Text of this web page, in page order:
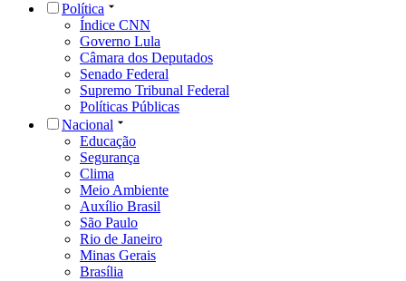
Política
Índice CNN
Governo Lula
Câmara dos Deputados
Senado Federal
Supremo Tribunal Federal
Políticas Públicas
Nacional
Educação
Segurança
Clima
Meio Ambiente
Auxílio Brasil
São Paulo
Rio de Janeiro
Minas Gerais
Brasília